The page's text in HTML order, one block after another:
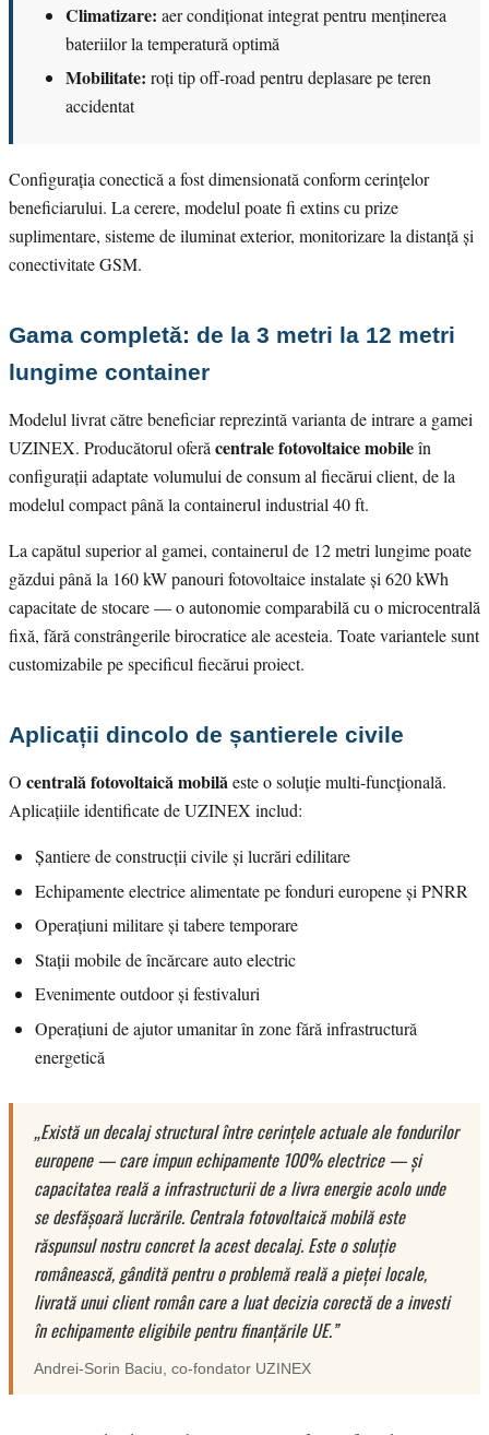
Climatizare: aer condiționat integrat pentru menținerea
bateriilor la temperatură optimă
Mobilitate: roți tip off-road pentru deplasare pe teren
accidentat
Configurația conectică a fost dimensionată conform cerințelor
beneficiarului. La cerere, modelul poate fi extins cu prize
suplimentare, sisteme de iluminat exterior, monitorizare la distanță și
conectivitate GSM.
Gama completă: de la 3 metri la 12 metri
lungime container
Modelul livrat către beneficiar reprezintă varianta de intrare a gamei
UZINEX. Producătorul oferă centrale fotovoltaice mobileîn
configurații adaptate volumului de consum al fiecărui client, de la
modelul compact până la containerul industrial 40 ft.
La capătul superior al gamei, containerul de 12 metri lungime poate
găzdui până la 160 kW panouri fotovoltaice instalate și 620 kWh
capacitate de stocare — o autonomie comparabilă cu o microcentrală
fixă, fără constrângerile birocratice ale acesteia. Toate variantele sunt
customizabile pe specificul fiecărui proiect.
Aplicații dincolo de șantierele civile
O centrală fotovoltaică mobilăeste o soluție multi-funcțională.
Aplicațiile identificate de UZINEX includ:
Șantiere de construcții civile și lucrări edilitare
Echipamente electrice alimentate pe fonduri europene și PNRR
Operațiuni militare și tabere temporare
Stații mobile de încărcare auto electric
Evenimente outdoor și festivaluri
Operațiuni de ajutor umanitar în zone fără infrastructură
energetică
„Există un decalaj structural între cerințele actuale ale fondurilor
europene — care impun echipamente 100% electrice — și
capacitatea reală a infrastructurii de a livra energie acolo unde
se desfășoară lucrările. Centrala fotovoltaică mobilă este
răspunsul nostru concret la acest decalaj. Este o soluție
românească, gândită pentru o problemă reală a pieței locale,
livrată unui client român care a luat decizia corectă de a investi
în echipamente eligibile pentru finanțările UE.”
Andrei-Sorin Baciu , co-fondator UZINEX